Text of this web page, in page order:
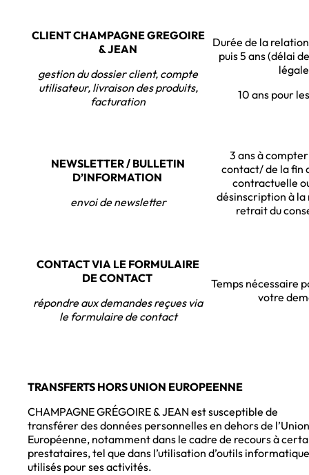
CLIENT CHAMPAGNE GREGOIRE
& JEAN
gestion du dossier client, compte
utilisateur, livraison des produits,
facturation
Durée de la
puis 5 ans (délai
10 ans pour
NEWSLETTER / BULLETIN
D’INFORMATION
envoi de newsletter
3 ans à
contact/ de la fin
contractuelle
désinscription à la
retrait du
CONTACT VIA LE FORMULAIRE
DE CONTACT
répondre aux demandes reçues via
le formulaire de contact
Temps nécessaire
votre
TRANSFERTS HORS UNION EUROPEENNE
CHAMPAGNE GRÉGOIRE & JEAN est susceptible de
transférer des données personnelles en dehors de l’Union
Européenne, notamment dans le cadre de recours à
prestataires, tel que dans l’utilisation d’outils
utilisés pour ses activités.